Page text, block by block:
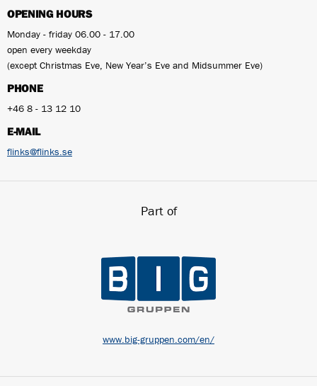
OPENING HOURS
Monday - friday 06.00 - 17.00
open every weekday
(except Christmas Eve, New Year’s Eve and Midsummer Eve)
PHONE
+46 8 - 13 12 10
E-MAIL
flinks@flinks.se
Part of
www.big-gruppen.com/en/